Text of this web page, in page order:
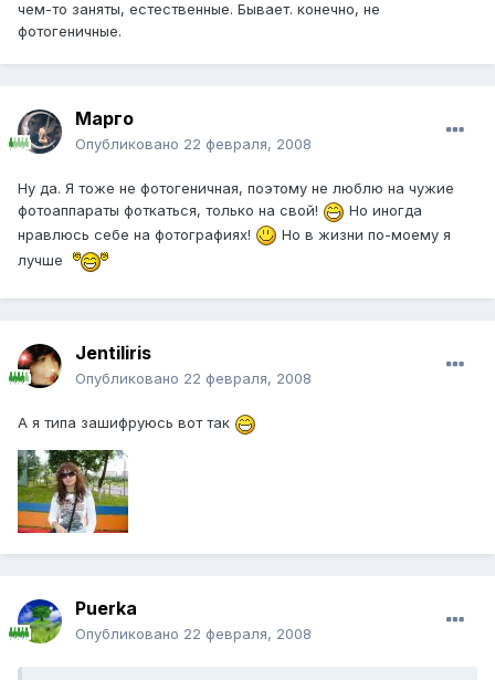
чем-то заняты, естественные. Бывает. конечно, не
фотогеничные.
Марго
Опубликовано 22 февраля, 2008
Ну да. Я тоже не фотогеничная, поэтому не люблю на чужие
фотоаппараты фоткаться, только на свой!
Но иногда
нравлюсь себе на фотографиях!
Но в жизни по-моему я
лучше
Jentiliris
Опубликовано 22 февраля, 2008
А я типа зашифруюсь вот так
Puerka
Опубликовано 22 февраля, 2008